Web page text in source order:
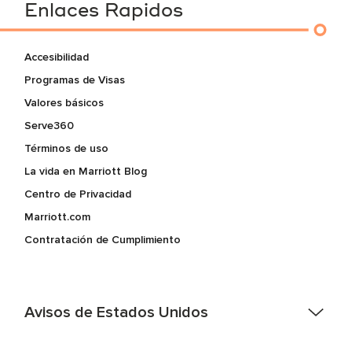
Enlaces Rapidos
Accesibilidad
Programas de Visas
Valores básicos
Serve360
Términos de uso
La vida en Marriott Blog
Centro de Privacidad
Marriott.com
Contratación de Cumplimiento
Avisos de Estados Unidos